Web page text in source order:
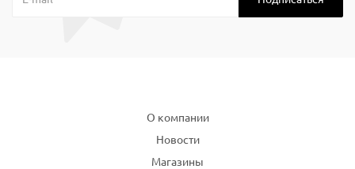
О компании
Новости
Магазины